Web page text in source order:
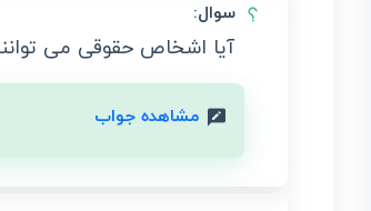
سوال:
آیا اشخاص حقوقی می
مشاهده جواب